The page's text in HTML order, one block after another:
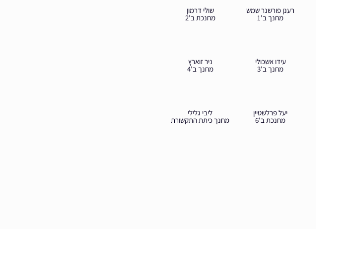
רענן פורשנר שמש
מחנך ב'1
שולי דרמון
מחנכת ב'2
עידו אשכולי
מחנך ב'3
ניר זוארץ
מחנך ב'4
יעל פרלשטיין
מחנכת ב'6
ליבי גלילי
מחנך כיתת התקשורת